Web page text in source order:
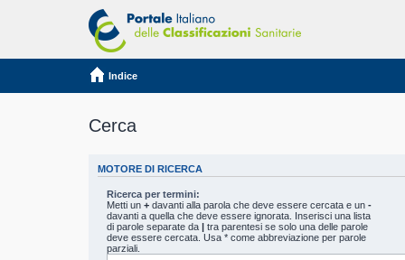
Indice
Cerca
MOTORE DI RICERCA
Ricerca per termini:
Metti un+ davanti alla parola che deve essere cercata e un-
davanti a quella che deve essere ignorata. Inserisci una lista
di parole separate da
tra parentesi se solo una delle parole
deve essere cercata. Usa * come abbreviazione per parole
parziali.